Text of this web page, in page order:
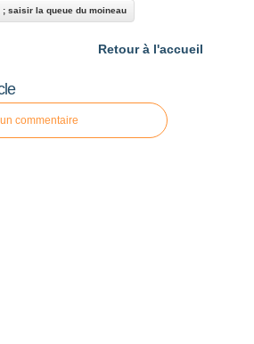
saisir la queue du moineau
Retour à l'accueil
commentaire